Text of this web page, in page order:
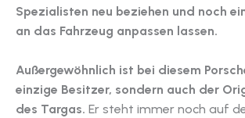
Spezialisten neu beziehen und noch
an das Fahrzeug anpassen lassen.
Außergewöhnlich ist bei diesem
einzige Besitzer, sondern auch der
des Targas. Er steht immer noch auf